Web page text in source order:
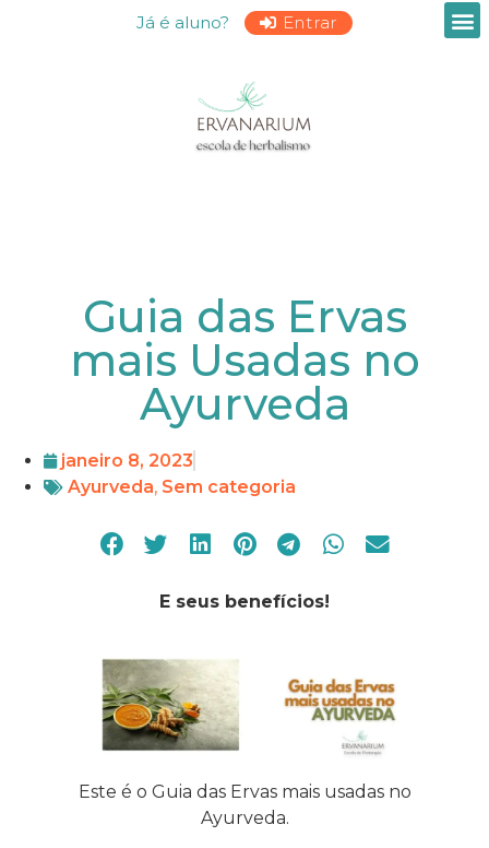
Já é aluno? Entrar
Guia das Ervas
mais Usadas no
Ayurveda
janeiro 8, 2023
Ayurveda, Sem categoria
E seus benefícios!
Este é o Guia das Ervas mais usadas no
Ayurveda.